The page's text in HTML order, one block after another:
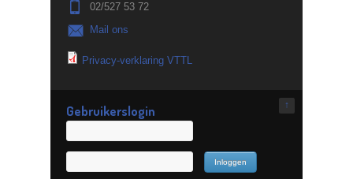
02/527 53 72
Mail ons
Privacy-verklaring VTTL
↑
Gebruikerslogin